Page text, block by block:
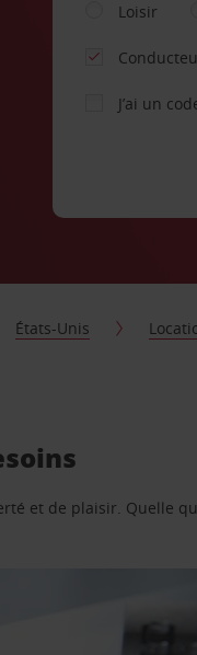
Loisir
J’ai un
États-Unis
et de plaisir. Quelle